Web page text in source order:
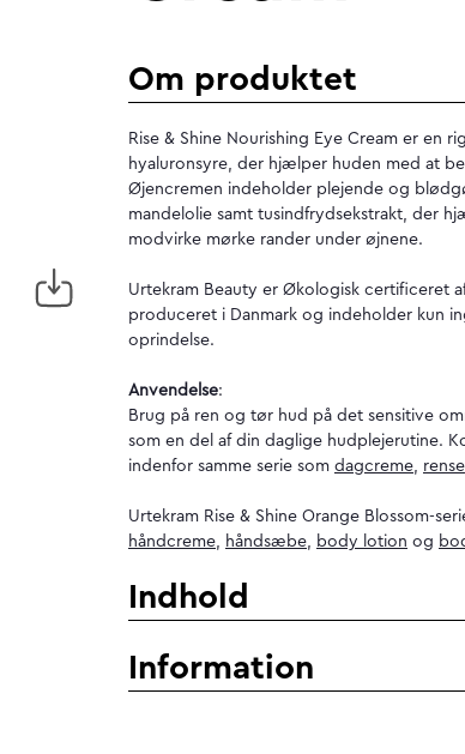
Om produktet
Rise & Shine Nourishing Eye Cream er en
hyaluronsyre, der hjælper huden med at
Øjencremen indeholder plejende og
mandelolie samt tusindfrydsekstrakt, der
modvirke mørke rander under øjnene.
Urtekram Beauty er Økologisk certificeret
produceret i Danmark og indeholder kun
oprindelse.
Anvendelse:
Brug på ren og tør hud på det sensitive
som en del af din daglige hudplejerutine.
indenfor samme serie som dagcreme,
Urtekram Rise & Shine Orange Blossom-
håndcreme, håndsæbe, body lotion og
Indhold
Information